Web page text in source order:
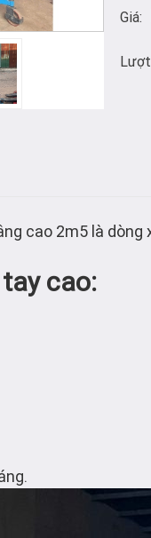
Giá:
cao 2m5 là dòng
cao: